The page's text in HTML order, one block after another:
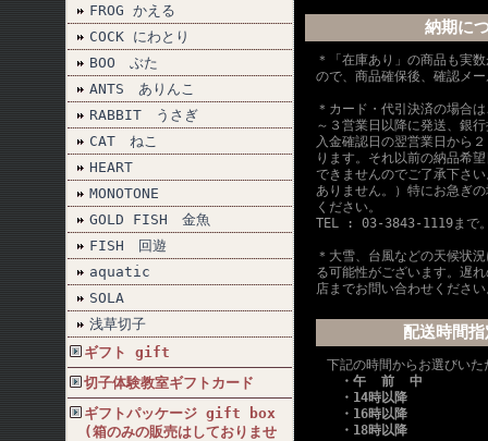
FROG かえる
COCK にわとり
BOO ぶた
ANTS ありんこ
RABBIT うさぎ
CAT ねこ
HEART
MONOTONE
GOLD FISH 金魚
FISH 回遊
aquatic
SOLA
浅草切子
ギフト gift
切子体験教室ギフトカード
ギフトパッケージ gift box
(箱のみの販売はしておりませ
納期に
＊「在庫あり」の商品も実
ので、商品確保後、確認メ
＊カード・代引決済の場合
～３営業日以降に発送、銀
入金確認日の翌営業日から
ります。それ以前の納品希
できませんのでご了承下さ
ありません。）特にお急ぎ
ください。
TEL : 03-3843-1119まで
＊大雪、台風などの天候状
る可能性がございます。遅
店までお問い合わせくださ
配送時間
下記の時間からお選びいた
・午 前 中
・14時以降
・16時以降
・18時以降